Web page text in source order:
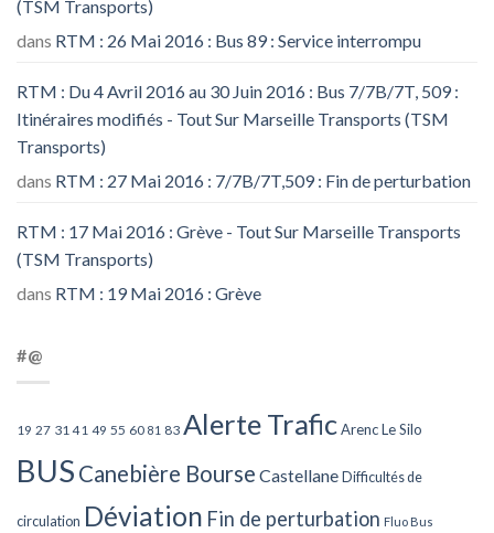
(TSM Transports)
dans RTM : 26 Mai 2016 : Bus 89 : Service interrompu
RTM : Du 4 Avril 2016 au 30 Juin 2016 : Bus 7/7B/7T, 509 :
Itinéraires modifiés - Tout Sur Marseille Transports (TSM
Transports)
dans RTM : 27 Mai 2016 : 7/7B/7T,509 : Fin de perturbation
RTM : 17 Mai 2016 : Grève - Tout Sur Marseille Transports
(TSM Transports)
dans RTM : 19 Mai 2016 : Grève
#@
19 27 31 41 49 55 60 81 83 Alerte TraficArenc Le Silo
BUS Canebière Bourse Castellane Difficultés de
circulation Déviation Fin de perturbation Fluo Bus